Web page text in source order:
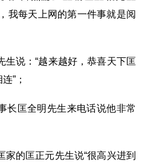
我每天上网的第一件事就是阅
生说：“越来越好，恭喜天下匡
”；
长匡全明先生来电话说他非常
的匡正元先生说“很高兴进到